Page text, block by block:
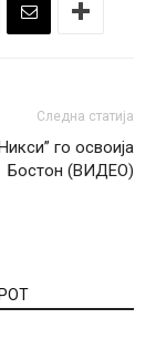
Следна статија
го освоија
Бостон (ВИДЕО)